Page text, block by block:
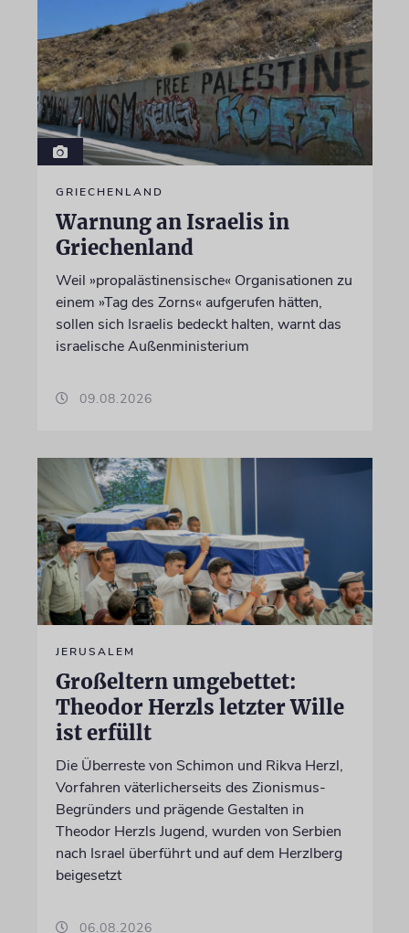
GRIECHENLAND
Warnung an Israelis in
Griechenland
Weil »propalästinensische« Organisationen zu
einem »Tag des Zorns« aufgerufen hätten,
sollen sich Israelis bedeckt halten, warnt das
israelische Außenministerium
09.08.2026
JERUSALEM
Großeltern umgebettet:
Theodor Herzls letzter Wille
ist erfüllt
Die Überreste von Schimon und Rikva Herzl,
Vorfahren väterlicherseits des Zionismus-
Begründers und prägende Gestalten in
Theodor Herzls Jugend, wurden von Serbien
nach Israel überführt und auf dem Herzlberg
beigesetzt
06.08.2026